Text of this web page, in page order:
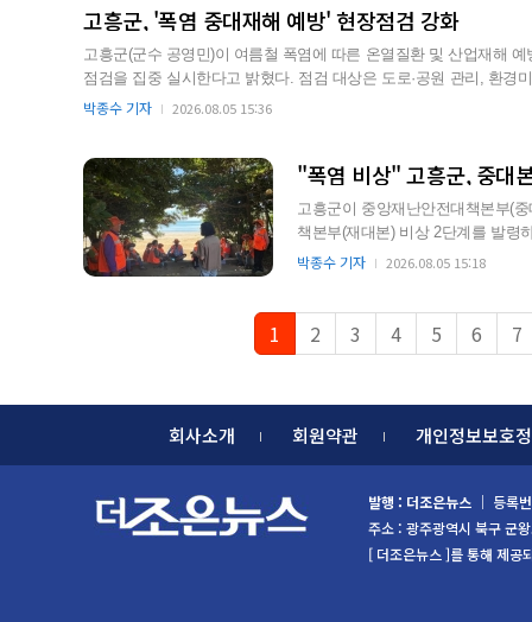
고흥군, '폭염 중대재해 예방' 현장점검 강화
고흥군(군수 공영민)이 여름철 폭염에 따른 온열질환 및 산업재해
점검을 집중 실시한다고 밝혔다. 점검 대상은 도로·공원 관리, 환경미화, 공공근로, 수상안전 등 폭염 노출 현장이다. 고흥군은 폭염
특보 발효 시 작업환경 점검, 체감온도에 따른 작업시간 조정 및
박종수 기자 2026.08.05 15:36
"폭염 비상" 고흥군, 중대
고흥군이 중앙재난안전대책본부(
책본부(재대본) 비상 2단계를 발령
동한다. 군은 그동안 재난…
박종수 기자 2026.08.05 15:18
1 2 3 4 5 6 7
회사소개 회원약관 개인정보보호
발행 : 더조은뉴스 ｜ 등록
주소 : 광주광역시 북구
[ 더조은뉴스 ]를 통해 제공